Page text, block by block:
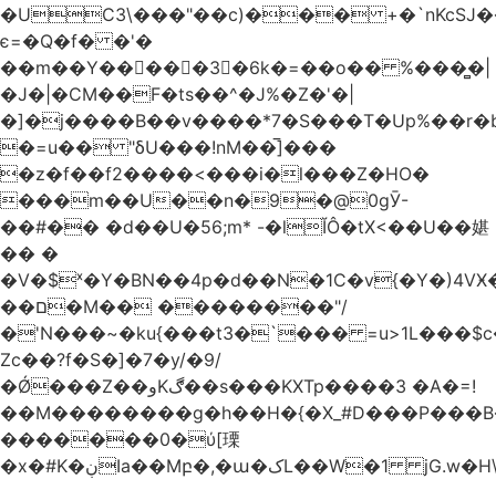
�UC3\���"��c)���
є=�Q�f� �'�
��m��Y��񢫫���3�6k�=��o�� %���̻�|
�J�|�CM��F�tѕ��^�J%�Z�'�|
�=u�� "δU���!nM��̅]���
�z�f��f2����<���i�l���Z�HO�
���m��U��n�9�@0gӮ-
��#�� �d��U�56;m* -�lĬÔ�tX<��U��媅
�� �
��ם�M�� ��������"/
�'N���~�ku{���t3�`���
Zc��?f�S�]�7�y/�9/
�Ǿ���Z��وKڰ��s���KXTp����3 �A�=!
��M��������g�h��H�{�X_#D�
�������0�ύ[瑮
�x�#K�ڹIa��Mբ�,�ա�کL��W�1 jG.w�H\^8Z��n�]KUL{�z>7[n@A���<�M;_t�PwM;Ӝ��R�&����ki�j�����n0� u{�;j������Q��,�E2�t�Ӊ�/<�Qm�fo�/